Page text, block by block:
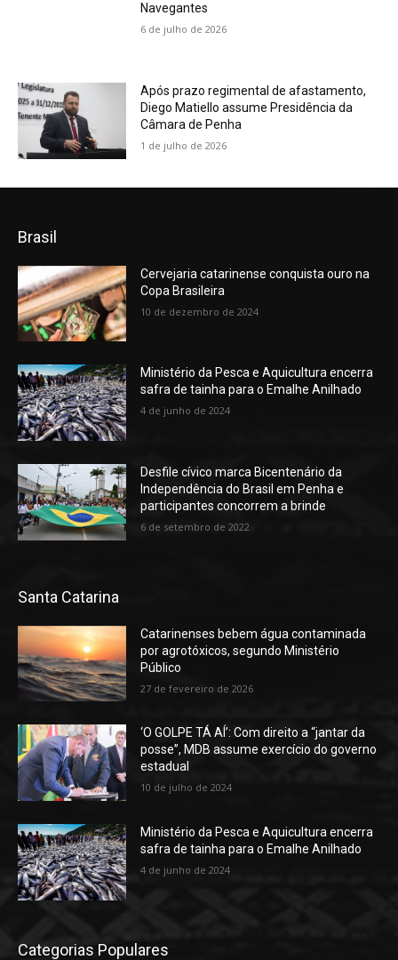
Navegantes
6 de julho de 2026
Após prazo regimental de afastamento,
Diego Matiello assume Presidência da
Câmara de Penha
1 de julho de 2026
Brasil
Cervejaria catarinense conquista ouro na
Copa Brasileira
10 de dezembro de 2024
Ministério da Pesca e Aquicultura encerra
safra de tainha para o Emalhe Anilhado
4 de junho de 2024
Desfile cívico marca Bicentenário da
Independência do Brasil em Penha e
participantes concorrem a brinde
6 de setembro de 2022
Santa Catarina
Catarinenses bebem água contaminada
por agrotóxicos, segundo Ministério
Público
27 de fevereiro de 2026
‘O GOLPE TÁ AÍ’: Com direito a “jantar da
posse”, MDB assume exercício do governo
estadual
10 de julho de 2024
Ministério da Pesca e Aquicultura encerra
safra de tainha para o Emalhe Anilhado
4 de junho de 2024
Categorias Populares